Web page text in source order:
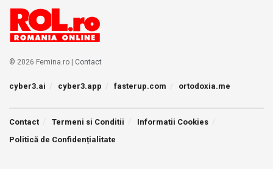
© 2026 Femina.ro | Contact
cyber3.ai cyber3.app fasterup.com ortodoxia.me
Contact Termeni si Conditii
Informatii Cookies
Politică de Confidențialitate